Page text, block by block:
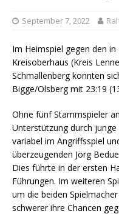
September 7, 2022
Im Heimspiel gegen den
Kreisoberhaus (Kreis
Schmallenberg konnten
Bigge/Olsberg mit 23:19
Ohne fünf Stammspieler
Unterstützung durch
variabel im Angriffsspiel
überzeugenden Jörg
Dies führte in der ersten
Führungen. Im weiteren
um die beiden
schwerer ihre Chancen